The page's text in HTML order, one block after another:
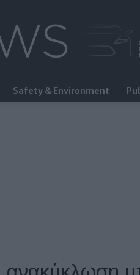
Safety & Environment